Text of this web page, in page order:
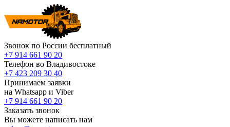
Звонок по России бесплатный
+7 914 661 90 20
Телефон во Владивостоке
+7 423 209 30 40
Принимаем заявки
на Whatsapp и Viber
+7 914 661 90 20
Заказать звонок
Вы можете написать нам